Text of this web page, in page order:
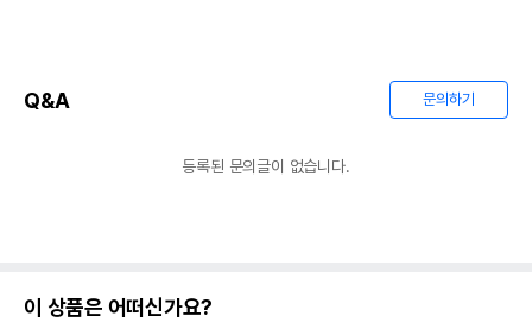
Q&A 문의하기
등록된 문의글이 없습니다.
이 상품은 어떠신가요?